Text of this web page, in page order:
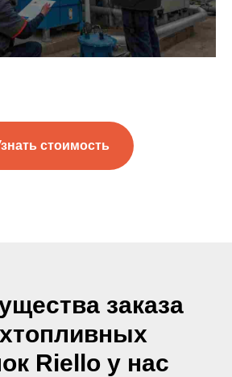
стоимость
заказа
Riello у нас